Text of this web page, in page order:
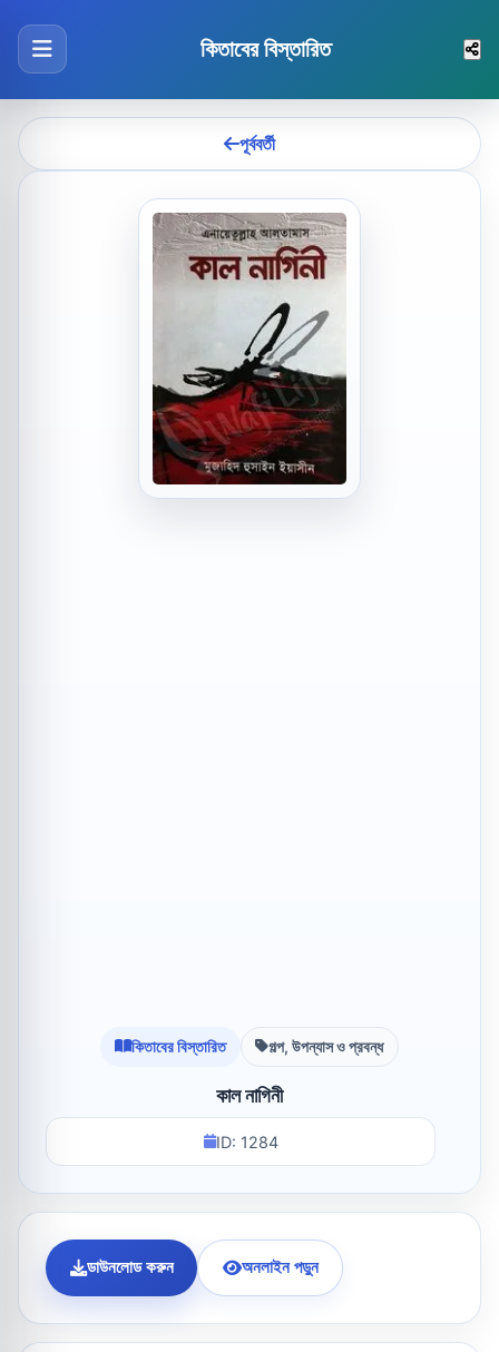
কিতাবের বিস্তারিত
পূর্ববর্তী
কিতাবের বিস্তারিত গল্প, উপন্যাস ও প্রবন্ধ
কাল নাগিনী
ID: 1284
ডাউনলোড করুন অনলাইন পড়ুন